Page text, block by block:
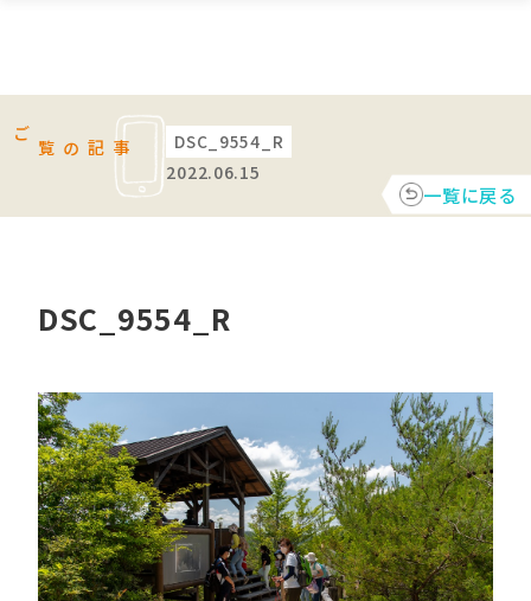
ご覧の記事
DSC_9554_R
2022.06.15
一覧に戻る
DSC_9554_R